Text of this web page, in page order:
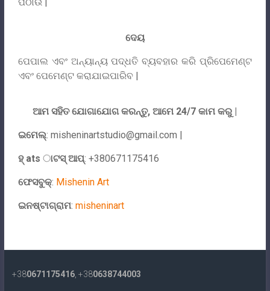
ଦେୟ
ପେପାଲ ଏବଂ ଅନ୍ୟାନ୍ୟ ପଦ୍ଧତି ବ୍ୟବହାର କରି ପ୍ରିପେମେଣ୍ଟ
ଏବଂ ପେମେଣ୍ଟ କରାଯାଇପାରିବ |
ଆମ ସହିତ ଯୋଗାଯୋଗ କରନ୍ତୁ, ଆମେ 24/7 କାମ କରୁ |
ଇମେଲ୍: misheninartstudio@gmail.com
ହ୍ ats ାଟସ୍ ଆପ୍: +380671175416
ଫେସବୁକ୍: Mishenin Art
ଇନଷ୍ଟାଗ୍ରାମ: misheninart
+380671175416, +380638744003